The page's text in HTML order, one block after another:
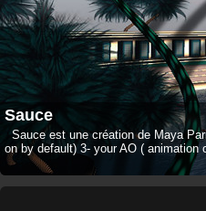
Sauce
Sauce est une création de Maya
on by default) 3- your AO (